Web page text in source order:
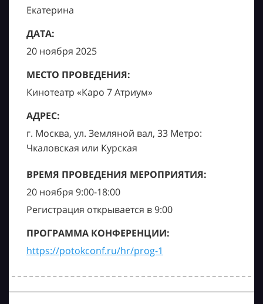
Екатерина
ДАТА:
20 ноября 2025
МЕСТО ПРОВЕДЕНИЯ:
Кинотеатр «Каро 7 Атриум»
АДРЕС:
г. Москва, ул. Земляной вал, 33 Метро:
Чкаловская или Курская
ВРЕМЯ ПРОВЕДЕНИЯ МЕРОПРИЯТИЯ:
20 ноября 9:00-18:00
Регистрация открывается в 9:00
ПРОГРАММА КОНФЕРЕНЦИИ:
https://potokconf.ru/hr/prog-1